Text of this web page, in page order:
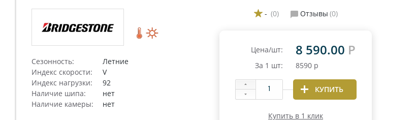
Сезонность:
Летние
Индекс скорости:
V
Индекс нагрузки:
92
Наличие шипа:
нет
Наличие камеры:
нет
- (0) Отзывы (0)
Цена/шт: 8 590.00 Р
За 1 шт: 8590 р
КУПИТЬ
Купить в 1 клик